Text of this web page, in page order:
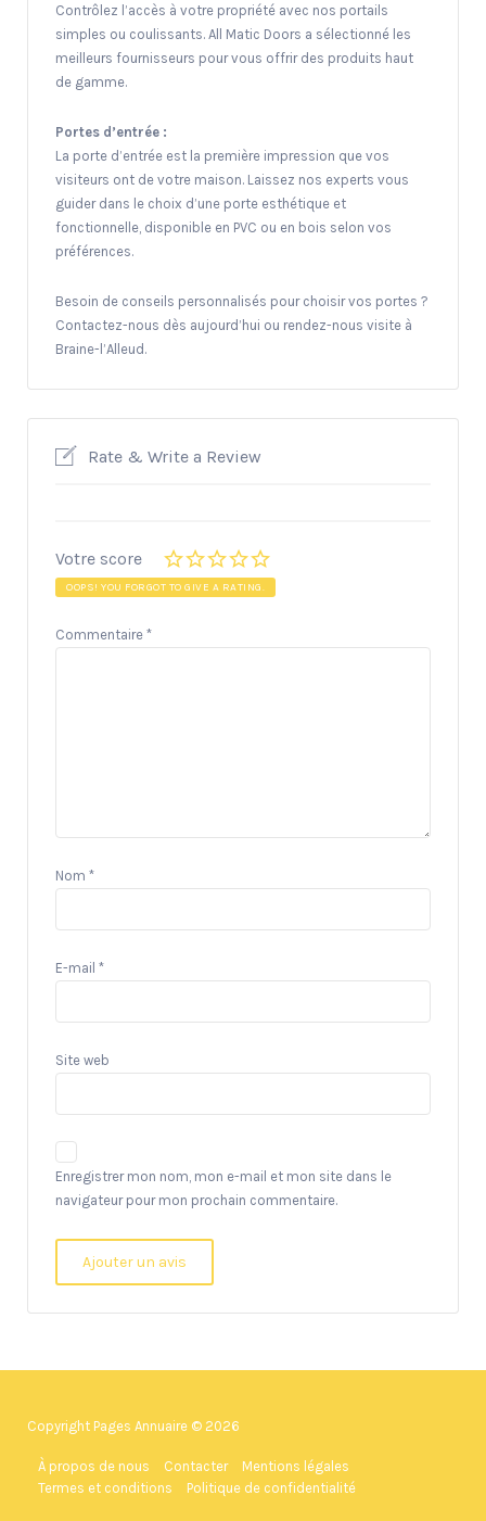
Contrôlez l’accès à votre propriété avec nos portails
simples ou coulissants. All Matic Doors a sélectionné les
meilleurs fournisseurs pour vous offrir des produits haut
de gamme.
Portes d’entrée :
La porte d’entrée est la première impression que vos
visiteurs ont de votre maison. Laissez nos experts vous
guider dans le choix d’une porte esthétique et
fonctionnelle, disponible en PVC ou en bois selon vos
préférences.
Besoin de conseils personnalisés pour choisir vos portes ?
Contactez-nous dès aujourd’hui ou rendez-nous visite à
Braine-l’Alleud.
Rate & Write a Review
Votre score
OOPS! YOU FORGOT TO GIVE A RATING.
Commentaire *
Nom *
E-mail *
Site web
Enregistrer mon nom, mon e-mail et mon site dans le
navigateur pour mon prochain commentaire.
Copyright Pages Annuaire © 2026
À propos de nous Contacter
Mentions légales
Termes et conditions
Politique de confidentialité